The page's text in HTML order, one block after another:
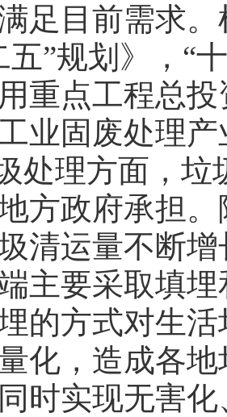
足目前需求
五”规划》，“
重点工程总
业固废处理
处理方面，垃
方政府承担
清运量不断
主要采取填
的方式对生
化，造成各
时实现无害